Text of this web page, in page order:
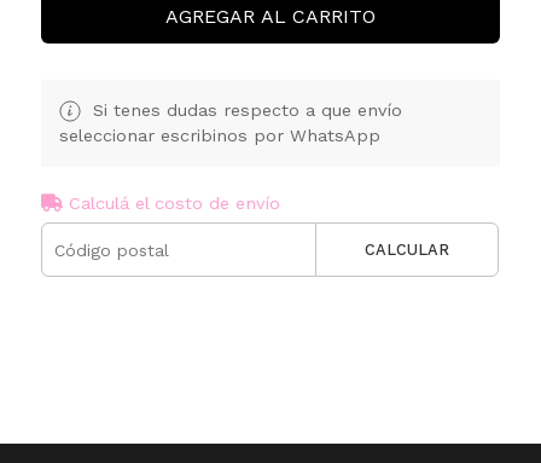
AGREGAR AL CARRITO
Si tenes dudas respecto a que envío
seleccionar escribinos por WhatsApp
Calculá el costo de envío
CALCULAR